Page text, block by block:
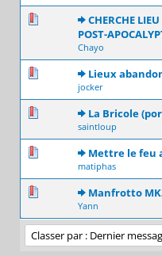
CHERCHE
POST-
Chayo
0 Votes - 0 sur 5
123
Lieux
jocker
0 Votes - 0 sur 5
123
La Bricole
saintloup
0 Votes - 0 sur 5
123
Mettre le feu
matiphas
0 Votes - 0 sur 5
123
Manfrotto
Yann
0 Votes - 0 sur 5
123